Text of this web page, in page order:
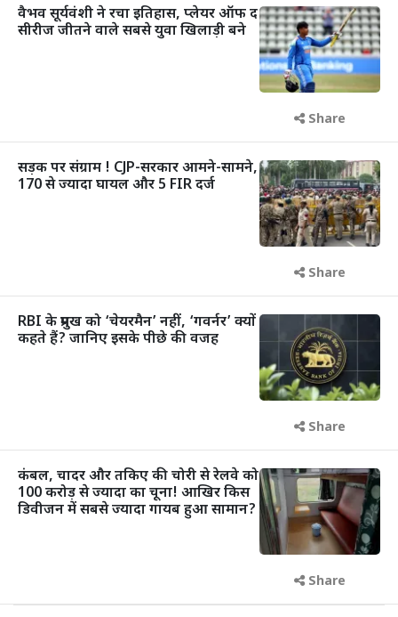
वैभव सूर्यवंशी ने रचा इतिहास, प्लेयर ऑफ द
सीरीज जीतने वाले सबसे युवा खिलाड़ी बने
Share
सड़क पर संग्राम ! CJP-सरकार आमने-सामने,
170 से ज्यादा घायल और 5 FIR दर्ज
Share
RBI के प्रमुख को ‘चेयरमैन’ नहीं, ‘गवर्नर’ क्यों
कहते हैं? जानिए इसके पीछे की वजह
Share
कंबल, चादर और तकिए की चोरी से रेलवे को
100 करोड़ से ज्यादा का चूना! आखिर किस
डिवीजन में सबसे ज्यादा गायब हुआ सामान?
Share